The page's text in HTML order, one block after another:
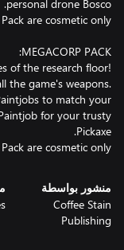
of the research floor!
the game's weapons.
to match your
for your trusty
are cosmetic only!
منشور بواسطة
Coffee Stain
Publishing